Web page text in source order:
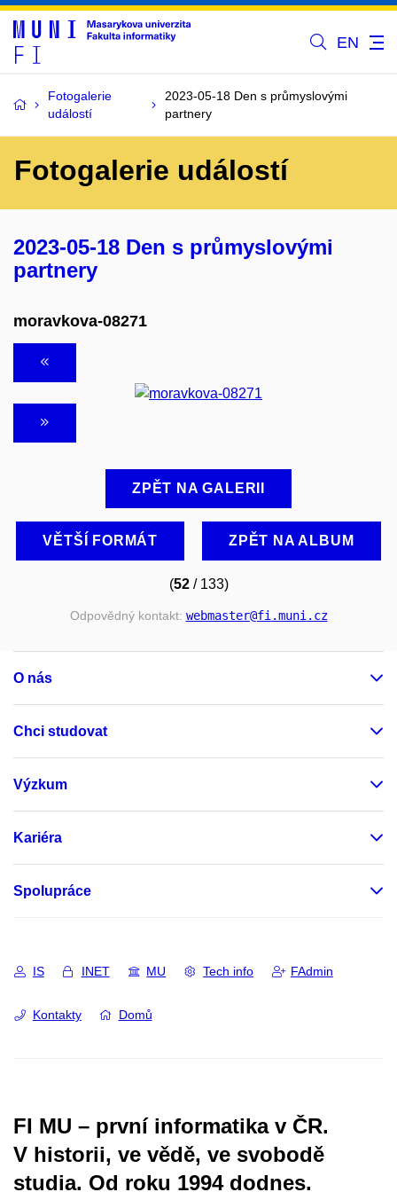
EN
Fotogalerie
událostí
2023-05-18 Den s průmyslovými
partnery
Fotogalerie událostí
2023-05-18 Den s průmyslovými
partnery
moravkova-08271
ZPĚT NA GALERII
VĚTŠÍ FORMÁT ZPĚT NA ALBUM
(52/ 133)
Odpovědný kontakt: webmaster@fi.muni.cz
O nás
Chci studovat
Výzkum
Kariéra
Spolupráce
IS INET MU Tech info FAdmin
Kontakty Domů
FI MU – první informatika v ČR.
V historii, ve vědě, ve svobodě
studia. Od roku 1994 dodnes.